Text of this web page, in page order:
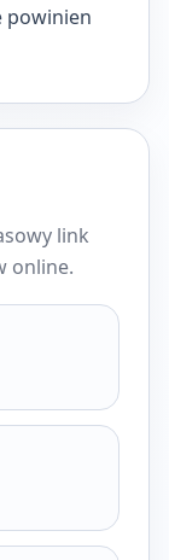
powinien
link
online.